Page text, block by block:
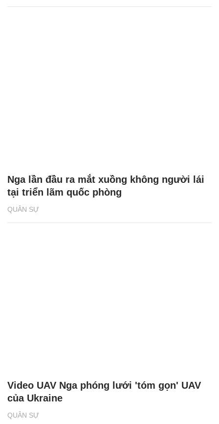
QUÂN SỰ
Nga lần đầu ra mắt xuồng không người lái
tại triển lãm quốc phòng
QUÂN SỰ
Video UAV Nga phóng lưới 'tóm gọn' UAV
của Ukraine